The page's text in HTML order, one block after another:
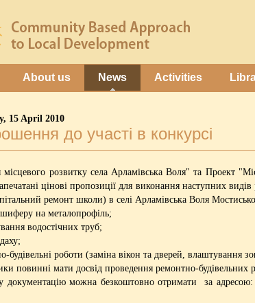
About us News Activities
15 April 2010
до участі в конкурсі
місцевого розвитку села Арламівська Воля" та Проект
цінові пропозиції для виконання наступних
ремонт школи) в селі Арламівська Воля
на металопрофіль;
водостічних труб;
будівельні роботи (заміна вікон та дверей, влаштування
повинні мати досвід проведення ремонтно-будівельних
документацію можна безкоштовно отримати за адресою: